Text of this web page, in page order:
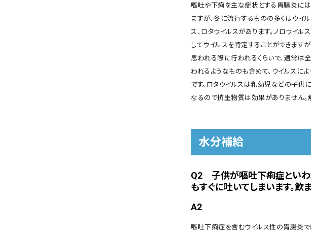
嘔吐や下痢を主な症状とする胃腸炎には
ますが、冬に流行するものの多くはウイ
ス、ロタウイルスがあります。ノロウイ
してウイルスを特定することができます
思われる際に行われるくらいで、通常は
われるようなものも含めて、ウイルスに
です。ロタウイルスは乳幼児などの子供
なるので抗生物質は効果がありません。
水分補給
Q2 子供が嘔吐下痢症といわ
もすぐに吐いてしまいます。
A2
嘔吐下痢症を含むウイルス性の胃腸炎